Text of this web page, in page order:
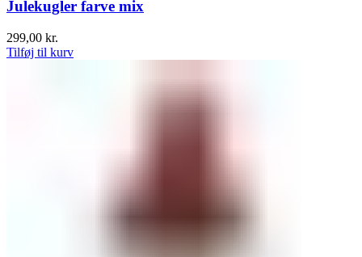
Julekugler farve mix
299,00 kr.
Tilføj til kurv